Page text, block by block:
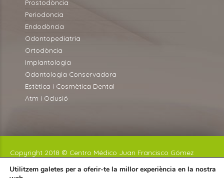
Prostodòncia
Periodoncia
Endodòncia
Odontopediatria
Ortodòncia
Implantologia
Odontologia Conservadora
Estètica i Cosmètica Dental
Atm i Oclusió
Copyright 2018 © Centro Médico Juan Francisco Gómez
Utilitzem galetes per a oferir-te la millor experiència en la nostra